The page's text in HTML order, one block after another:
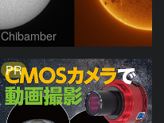
Chibamber
PR